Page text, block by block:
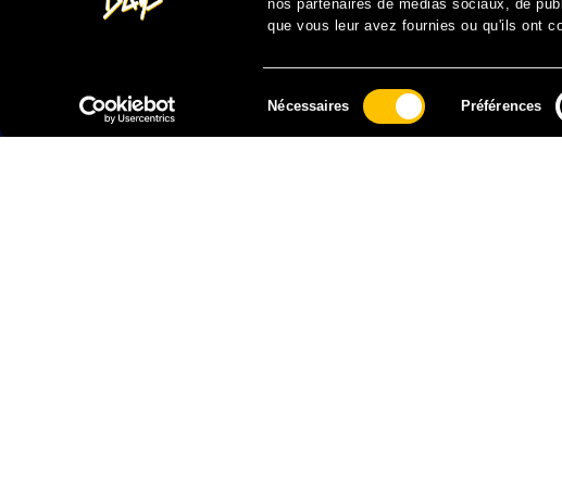
nos partenaires de médias sociaux, de
que vous leur avez fournies ou qu'ils ont
Nécessaires Préférences